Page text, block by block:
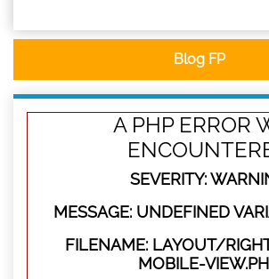
Blog FP
A PHP ERROR
SEVERITY:
MESSAGE: UNDEFINED
FILENAME: LAYOUT/
MOBILE-